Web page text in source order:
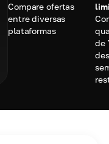
Compare ofertas
entre diversas
plataformas
de